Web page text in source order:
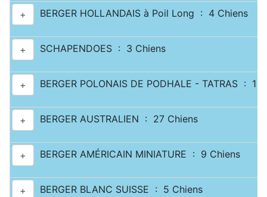
+ BERGER HOLLANDAIS à Poil Long : 4 Chiens
+ SCHAPENDOES : 3 Chiens
+ BERGER POLONAIS DE PODHALE - TATRAS : 1
+ BERGER AUSTRALIEN : 27 Chiens
+ BERGER AMÉRICAIN MINIATURE : 9 Chiens
+ BERGER BLANC SUISSE : 5 Chiens